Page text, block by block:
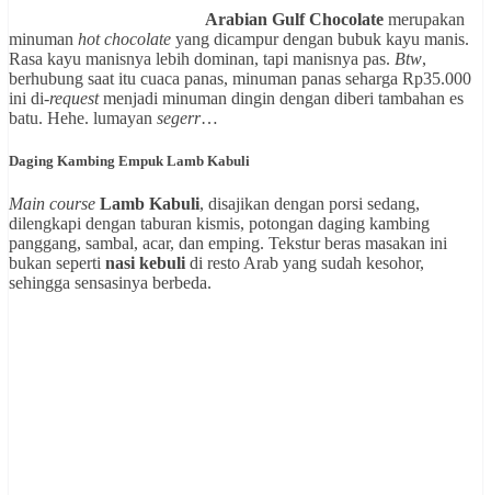
Arabian Gulf Chocolate merupakan
minuman hot chocolate yang dicampur dengan bubuk kayu manis.
Rasa kayu manisnya lebih dominan, tapi manisnya pas. Btw,
berhubung saat itu cuaca panas, minuman panas seharga Rp35.000
ini di-requestmenjadi minuman dingin dengan diberi tambahan es
batu. Hehe. lumayan segerr…
Daging Kambing Empuk Lamb Kabuli
Main course Lamb Kabuli, disajikan dengan porsi sedang,
dilengkapi dengan taburan kismis, potongan daging kambing
panggang, sambal, acar, dan emping. Tekstur beras masakan ini
bukan seperti nasi kebuli di resto Arab yang sudah kesohor,
sehingga sensasinya berbeda.